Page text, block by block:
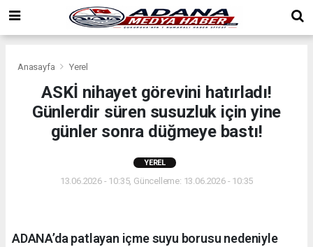
Anasayfa Yerel
ASKİ nihayet görevini hatırladı!
Günlerdir süren susuzluk için yine
günler sonra düğmeye bastı!
YEREL
13.06.2026 - 10:35, Güncelleme: 13.06.2026 - 10:35
ADANA’da patlayan içme suyu borusu nedeniyle